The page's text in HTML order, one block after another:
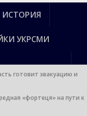
ИСТОРИЯ
УКРСМИ
готовит эвакуацию и
«фортеця» на пути к